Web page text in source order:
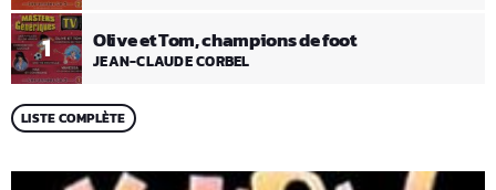
1 Olive et Tom, champions de foot
JEAN-CLAUDE CORBEL
LISTE COMPLÈTE